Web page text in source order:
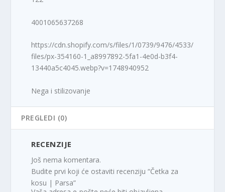
4001065637268
https://cdn.shopify.com/s/files/1/0739/9476/4533/
files/px-354160-1_a8997892-5fa1-4e0d-b3f4-
13440a5c4045.webp?v=1748940952
Nega i stilizovanje
PREGLEDI (0)
RECENZIJE
Još nema komentara.
Budite prvi koji će ostaviti recenziju “Četka za
kosu | Parsa”